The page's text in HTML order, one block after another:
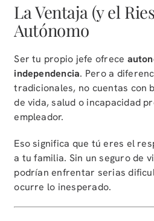
La Ventaja (y el
Autónomo
Ser tu propio jefe ofrece
independencia. Pero a
tradicionales, no cuentas con
de vida, salud o incapacidad
empleador.
Eso significa que tú eres el
a tu familia. Sin un seguro de
podrían enfrentar serias
ocurre lo inesperado.